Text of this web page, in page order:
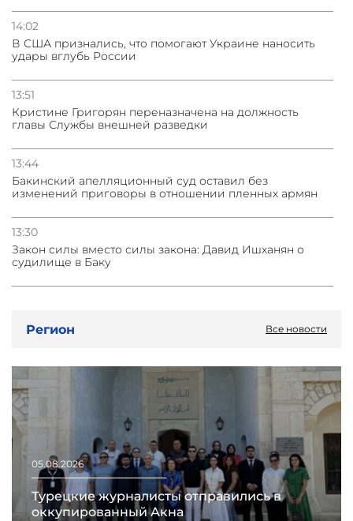
14:02
В США признались, что помогают Украине наносить
удары вглубь России
13:51
Кристине Григорян переназначена на должность
главы Службы внешней разведки
13:44
Бакинский апелляционный суд оставил без
изменений приговоры в отношении пленных армян
13:30
Закон силы вместо силы закона: Давид Ишханян о
судилище в Баку
Регион Все новости
05.08.2026
Турецкие журналисты отправились в
оккупированный Акна